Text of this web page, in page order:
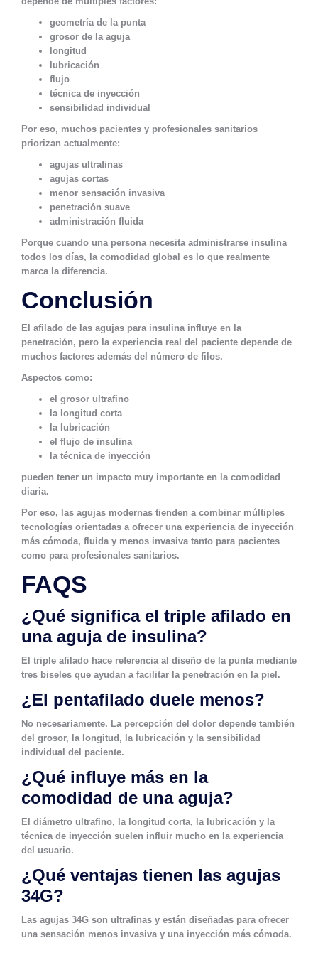
geometría de la punta
grosor de la aguja
longitud
lubricación
flujo
técnica de inyección
sensibilidad individual
Por eso, muchos pacientes y profesionales sanitarios
priorizan actualmente:
agujas ultrafinas
agujas cortas
menor sensación invasiva
penetración suave
administración fluida
Porque cuando una persona necesita administrarse insulina
todos los días, la comodidad global es lo que realmente
marca la diferencia.
Conclusión
El afilado de las agujas para insulina influye en la
penetración, pero la experiencia real del paciente depende de
muchos factores además del número de filos.
Aspectos como:
el grosor ultrafino
la longitud corta
la lubricación
el flujo de insulina
la técnica de inyección
pueden tener un impacto muy importante en la comodidad
diaria.
Por eso, las agujas modernas tienden a combinar múltiples
tecnologías orientadas a ofrecer una experiencia de inyección
más cómoda, fluida y menos invasiva tanto para pacientes
como para profesionales sanitarios.
FAQS
¿Qué significa el triple afilado en
una aguja de insulina?
El triple afilado hace referencia al diseño de la punta mediante
tres biseles que ayudan a facilitar la penetración en la piel.
¿El pentafilado duele menos?
No necesariamente. La percepción del dolor depende también
del grosor, la longitud, la lubricación y la sensibilidad
individual del paciente.
¿Qué influye más en la
comodidad de una aguja?
El diámetro ultrafino, la longitud corta, la lubricación y la
técnica de inyección suelen influir mucho en la experiencia
del usuario.
¿Qué ventajas tienen las agujas
34G?
Las agujas 34G son ultrafinas y están diseñadas para ofrecer
una sensación menos invasiva y una inyección más cómoda.